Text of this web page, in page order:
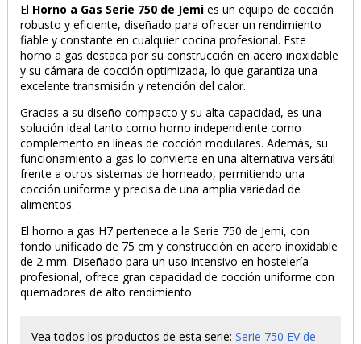
El Horno a Gas Serie 750 de Jemies un equipo de cocción
robusto y eficiente, diseñado para ofrecer un rendimiento
fiable y constante en cualquier cocina profesional. Este
horno a gas destaca por su construcción en acero inoxidable
y su cámara de cocción optimizada, lo que garantiza una
excelente transmisión y retención del calor.
Gracias a su diseño compacto y su alta capacidad, es una
solución ideal tanto como horno independiente como
complemento en líneas de cocción modulares. Además, su
funcionamiento a gas lo convierte en una alternativa versátil
frente a otros sistemas de horneado, permitiendo una
cocción uniforme y precisa de una amplia variedad de
alimentos.
El horno a gas H7 pertenece a la Serie 750 de Jemi, con
fondo unificado de 75 cm y construcción en acero inoxidable
de 2 mm. Diseñado para un uso intensivo en hostelería
profesional, ofrece gran capacidad de cocción uniforme con
quemadores de alto rendimiento.
Vea todos los productos de esta serie:Serie 750 EV de